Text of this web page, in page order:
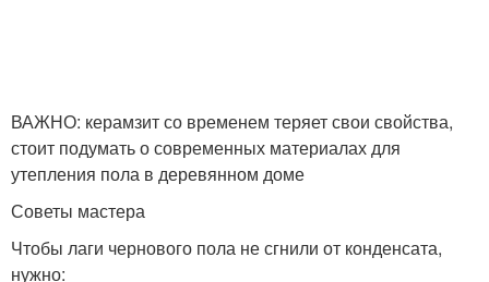
ВАЖНО: керамзит со временем теряет свои свойства,
стоит подумать о современных материалах для
утепления пола в деревянном доме
Советы мастера
Чтобы лаги чернового пола не сгнили от конденсата,
нужно: